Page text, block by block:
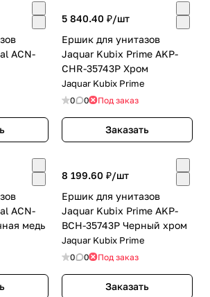
ACN-
5 840.40 ₽/шт
Ершик для унитазов
Jaquar Kubix Prime AKP-
CHR-35743P Хром
Jaquar Kubix Prime
0 0 Под заказ
Заказать
ACN-
медь
8 199.60 ₽/шт
Ершик для унитазов
Jaquar Kubix Prime AKP-
BCH-35743P Черный хром
Jaquar Kubix Prime
0 0 Под заказ
Заказать